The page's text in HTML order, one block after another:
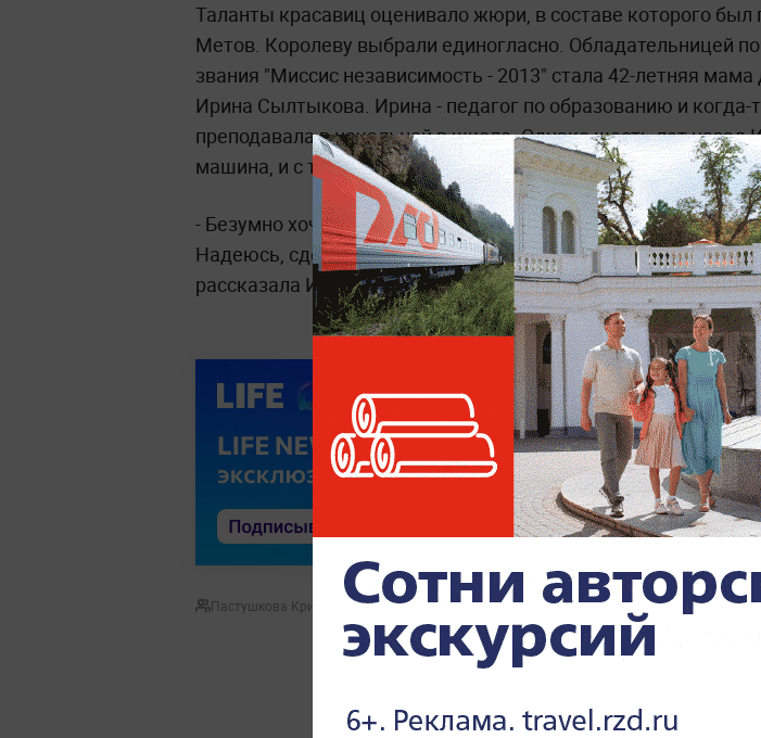
Таланты красавиц оценивало жюри, в составе которого был
Метов. Королеву выбрали единогласно. Обладательницей
звания "Миссис независимость - 2013" стала 42-летняя мама
Ирина Сылтыкова. Ирина - педагог по образованию и когда-
преподавала в начальной в школе. Однако шесть лет назад
машина, и с тех пор она дает уроки только на дому.
- Безумно хочу работать в школе. К сожалению, они не
Надеюсь, сделают подъемник и я, как и прежде, буду
рассказала Ирина.
Пастушкова Кристина